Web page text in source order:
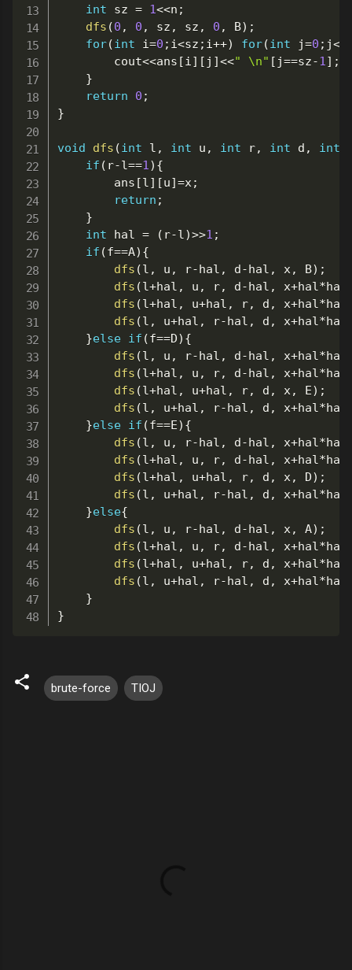
int sz = 1<<n ;
dfs (0 , 0 , sz , sz , 0 , B) ;
for(int i=0 ; i<sz ; i++) for(int j=0 ; j<
		cout
<<ans [i] [ j ]<<" \n" [ j==sz-1] ;
}
return
0 ;
}
void dfs (int l , int u , int r, int d , int
if ( r-l==1) {
		ans
[l] [u]=x;
return ;
}
int hal = ( r-l)>>1 ;
if (f==A) {
dfs (l , u , r-hal , d-hal , x, B) ;
dfs (l+hal , u , r, d-hal , x+hal*hal
dfs (l+hal , u+hal , r, d , x+hal*hal
dfs (l , u+hal , r-hal , d , x+hal*hal
}else if (f==D) {
dfs (l , u , r-hal , d-hal , x+hal*hal
dfs (l+hal , u , r, d-hal , x+hal*hal
dfs (l+hal , u+hal , r, d , x, E) ;
dfs (l , u+hal , r-hal , d , x+hal*hal
}else if (f==E) {
dfs (l , u , r-hal , d-hal , x+hal*hal
dfs (l+hal , u , r, d-hal , x+hal*hal
dfs (l+hal , u+hal , r, d , x, D) ;
dfs (l , u+hal , r-hal , d , x+hal*hal
}else{
dfs (l , u , r-hal , d-hal , x, A) ;
dfs (l+hal , u , r, d-hal , x+hal*hal
dfs (l+hal , u+hal , r, d , x+hal*hal
dfs (l , u+hal , r-hal , d , x+hal*hal
}
}
brute-force TIOJ